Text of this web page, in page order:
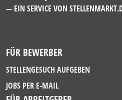
— EIN SERVICE VON
FÜR BEWERBER
STELLENGESUCH AUFGEBEN
JOBS PER E-MAIL